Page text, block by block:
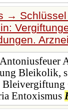
→
Bleikolik,
Entoxismus